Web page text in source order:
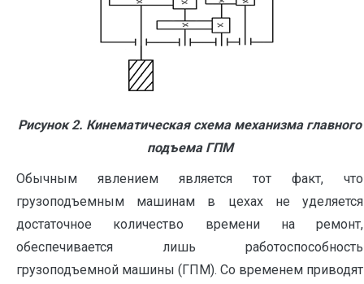
Рисунок 2. Кинематическая схема механизма главного
подъема ГПМ
Обычным явлением является тот факт, что
грузоподъемным машинам в цехах не уделяется
достаточное количество времени на ремонт,
обеспечивается лишь работоспособность
грузоподъемной машины (ГПМ). Со временем приводят